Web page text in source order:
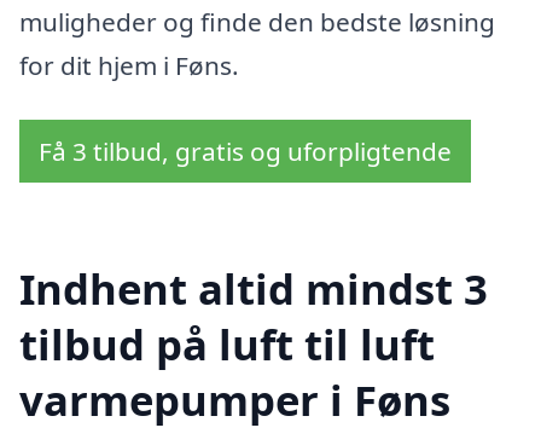
muligheder og finde den bedste løsning
for dit hjem i Føns.
Få 3 tilbud, gratis og uforpligtende
Indhent altid mindst 3
tilbud på luft til luft
varmepumper i Føns